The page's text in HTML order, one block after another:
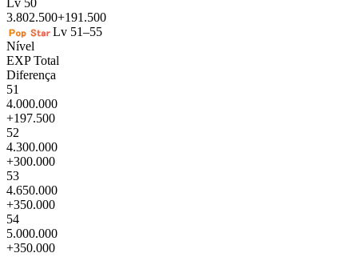
Lv 50
3.802.500+191.500
Lv 51–55
Nível
EXP Total
Diferença
51
4.000.000
+197.500
52
4.300.000
+300.000
53
4.650.000
+350.000
54
5.000.000
+350.000